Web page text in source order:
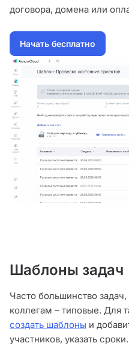
договора, домена или
Начать бесплатно
Шаблоны задач
Часто большинство
коллегам – типовые. Для
создать шаблоны и
участников, указать